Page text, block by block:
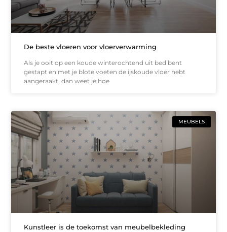
De beste vloeren voor vloerverwarming
Als je ooit op een koude winterochtend uit bed bent
gestapt en met je blote voeten de ijskoude vloer hebt
aangeraakt, dan weet je hoe
MEUBELS
Kunstleer is de toekomst van meubelbekleding